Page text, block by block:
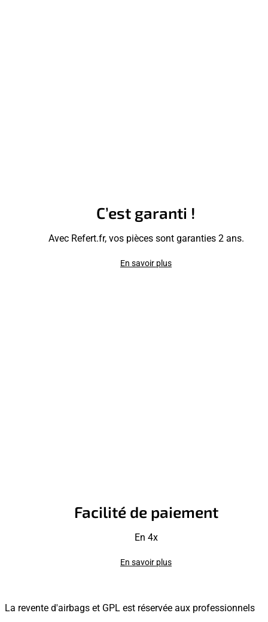
C’est garanti !
Avec Refert.fr, vos pièces sont garanties 2 ans.
En savoir plus
Facilité de paiement
En 4x
En savoir plus
La revente d'airbags et GPL est réservée aux professionnels